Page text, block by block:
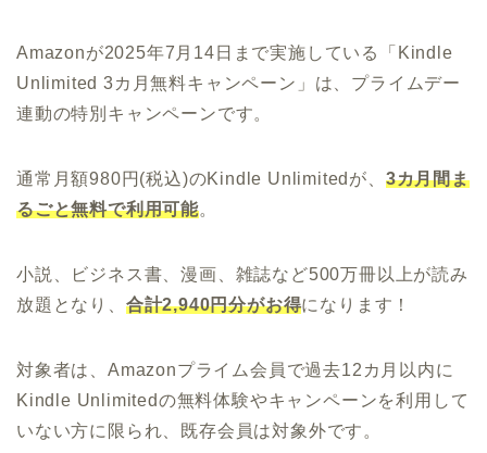
Amazonが2025年7月14日まで実施している「Kindle
Unlimited 3カ月無料キャンペーン」は、プライムデー
連動の特別キャンペーンです。
通常月額980円(税込)のKindle Unlimitedが、 3カ月間ま
るごと無料で利用可能。
小説、ビジネス書、漫画、雑誌など500万冊以上が読み
放題となり、 合計2,940円分がお得になります！
対象者は、Amazonプライム会員で過去12カ月以内に
Kindle Unlimitedの無料体験やキャンペーンを利用して
いない方に限られ、既存会員は対象外です。